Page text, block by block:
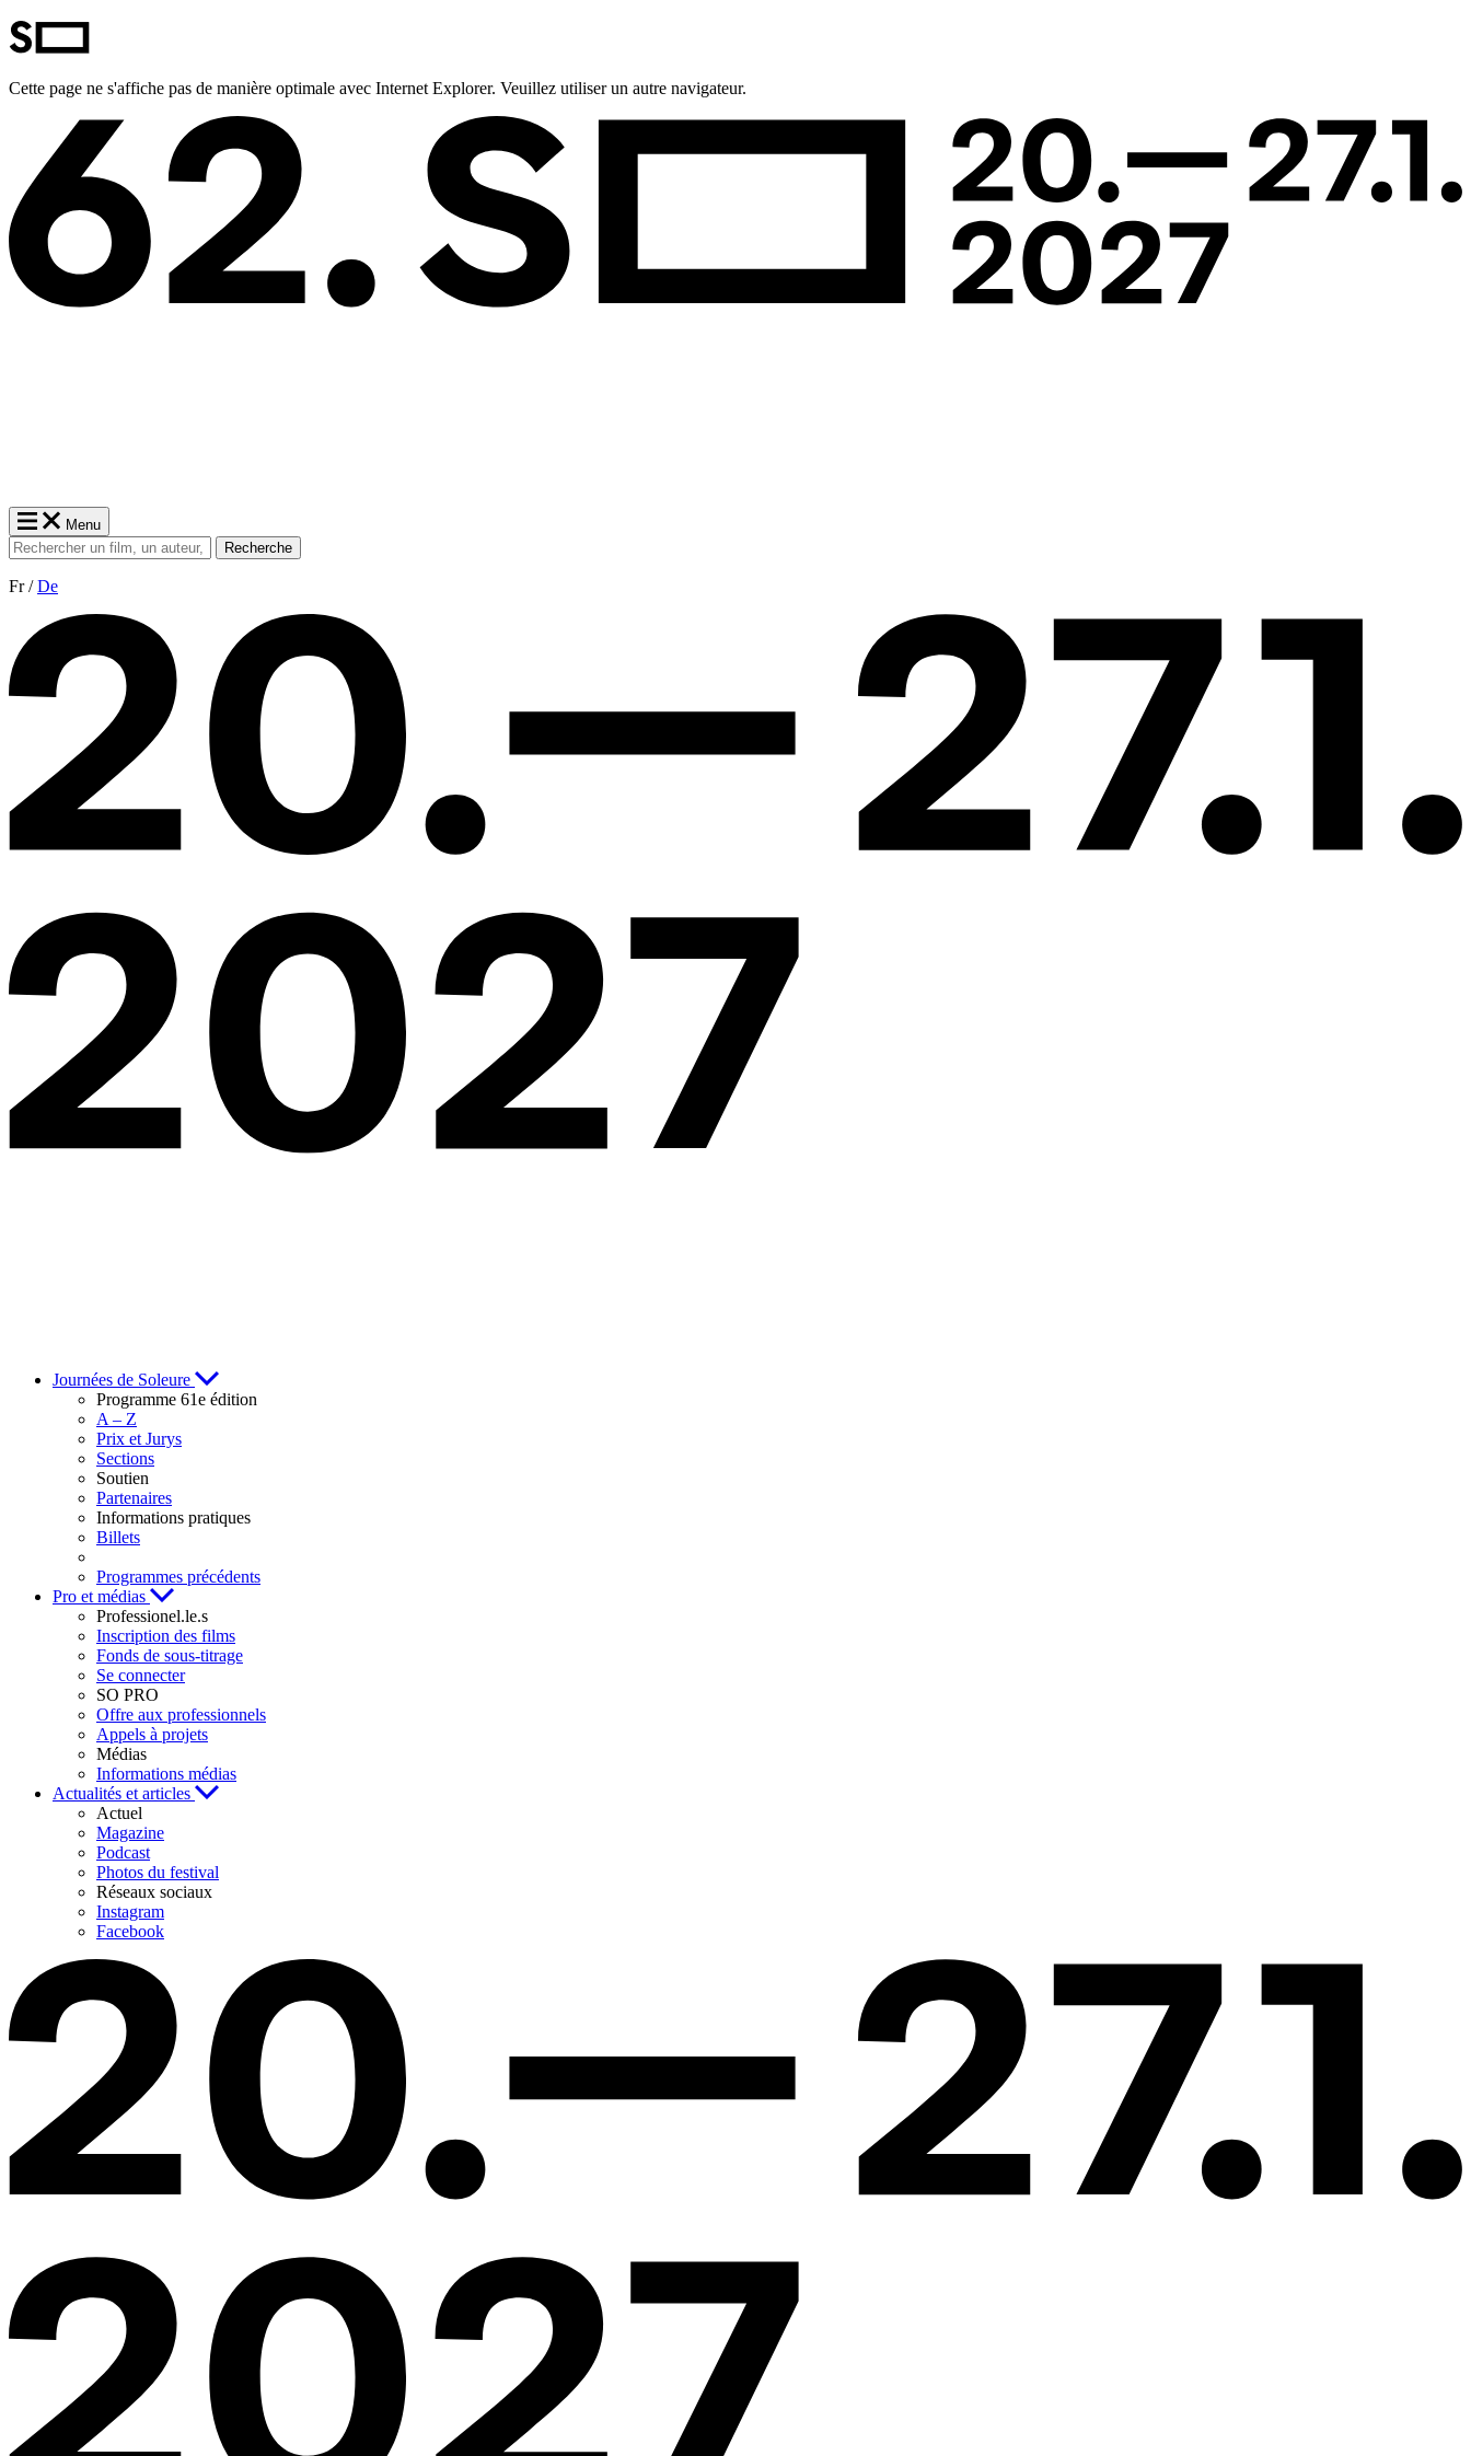
Cette page ne s'affiche pas de manière optimale avec Internet Explorer. Veuillez utiliser un autre navigateur.
Menu
Recherche
Fr /De
Journées de Soleure
Programme 61e édition
A – Z
Prix et Jurys
Sections
Soutien
Partenaires
Informations pratiques
Billets
Programmes précédents
Pro et médias
Professionel.le.s
Inscription des films
Fonds de sous-titrage
Se connecter
SO PRO
Offre aux professionnels
Appels à projets
Médias
Informations médias
Actualités et articles
Actuel
Magazine
Podcast
Photos du festival
Réseaux sociaux
Instagram
Facebook